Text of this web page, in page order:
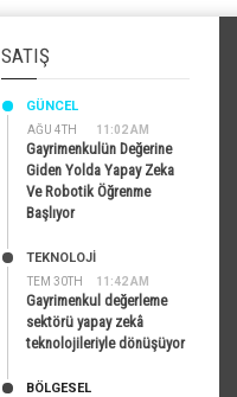
SATIŞ
AĞU 4TH 11:02 AM
GÜNCEL
Gayrimenkulün Değerine
Giden Yolda Yapay Zeka
Ve Robotik Öğrenme
Başlıyor
TEM 30TH 11:42 AM
TEKNOLOJİ
Gayrimenkul değerleme
sektörü yapay zekâ
teknolojileriyle dönüşüyor
BÖLGESEL